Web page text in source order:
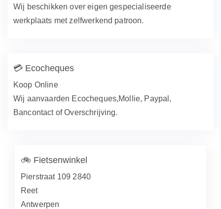
Wij beschikken over eigen gespecialiseerde
werkplaats met zelfwerkend patroon.
💳 Ecocheques
Koop Online
Wij aanvaarden Ecocheques,Mollie, Paypal,
Bancontact of Overschrijving.
🚲 Fietsenwinkel
Pierstraat 109 2840
Reet
Antwerpen